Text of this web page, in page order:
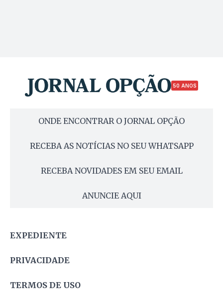
50 ANOS
ONDE ENCONTRAR O JORNAL OPÇÃO
RECEBA AS NOTÍCIAS NO SEU WHATSAPP
RECEBA NOVIDADES EM SEU EMAIL
ANUNCIE AQUI
EXPEDIENTE
PRIVACIDADE
TERMOS DE USO